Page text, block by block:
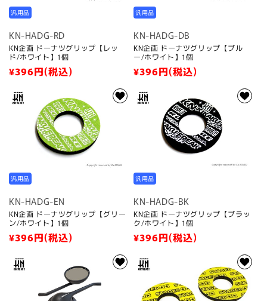
汎用品
KN-HADG-RD
KN企画 ドーナツグリップ【レッ
ド/ホワイト】1個
通
価
¥396円(税込)
汎用品
KN-HADG-DB
KN企画 ドーナツグリップ【ブル
ー/ホワイト】1個
通
価
¥396円(税込)
汎用品
KN-HADG-EN
KN企画 ドーナツグリップ【グリー
ン/ホワイト】1個
通
価
¥396円(税込)
汎用品
KN-HADG-BK
KN企画 ドーナツグリップ【ブラッ
ク/ホワイト】1個
通
価
¥396円(税込)